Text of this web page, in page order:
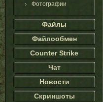
Фотографии
Файлы
Файлообмен
Counter Strike
Чат
Новости
Скриншоты